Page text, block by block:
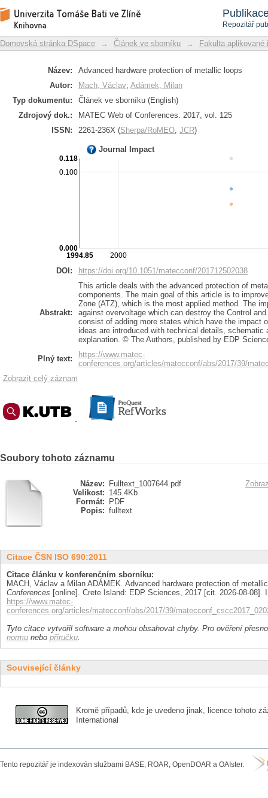
Repozitář
Advanced hardware protection of
Repozitář DSpace/Manakin
Domovská stránka DSpace → Článek ve sborníku → Fakulta aplikované
Název:
Advanced hardware protection of metallic loops
Autor:
Mach, Václav; Adámek, Milan
Typ dokumentu:
Článek ve sborníku (English)
Zdrojový dok.:
MATEC Web of Conferences. 2017, vol. 125
ISSN:
2261-236X (Sherpa/RoMEO, JCR)
Journal Impact
2000
1994.85
0.100
0.000
0.118
DOI: https://doi.org/10.1051/matecconf/201712502038
Abstrakt:
This article deals with the advanced protection of
components. The main goal of this article is to
Zone (ATZ), which is the most applied method. The
against overvoltage which can destroy the Control
consist of adding more states which have the impact
ideas are introduced with technical details, schematic
explanation. © The Authors, published by EDP
Plný text:
https://www.matec-
conferences.org/articles/matecconf/abs/2017/39/
Zobrazit celý záznam
Soubory tohoto záznamu
Název:
Fulltext_1007644.pdf
Velikost: 145.4Kb
Formát:
PDF
Popis: fulltext
Citace ČSN ISO 690:2011
Citace článku v konferenčním sborníku:
MACH, Václav a Milan ADÁMEK. Advanced hardware protection of
Conferences [online]. Crete Island: EDP Sciences, 2017 [cit. 2026-08-08].
https://www.matec-
conferences.org/articles/matecconf/abs/2017/39/
Tyto citace vytvořil software a mohou obsahovat chyby. Pro ověření
normu nebo příručku.
Související články
Kromě případů, kde je uvedeno jinak, licence tohoto
International
Tento repozitář je indexován službami BASE, ROAR, OpenDOAR a OAIster.